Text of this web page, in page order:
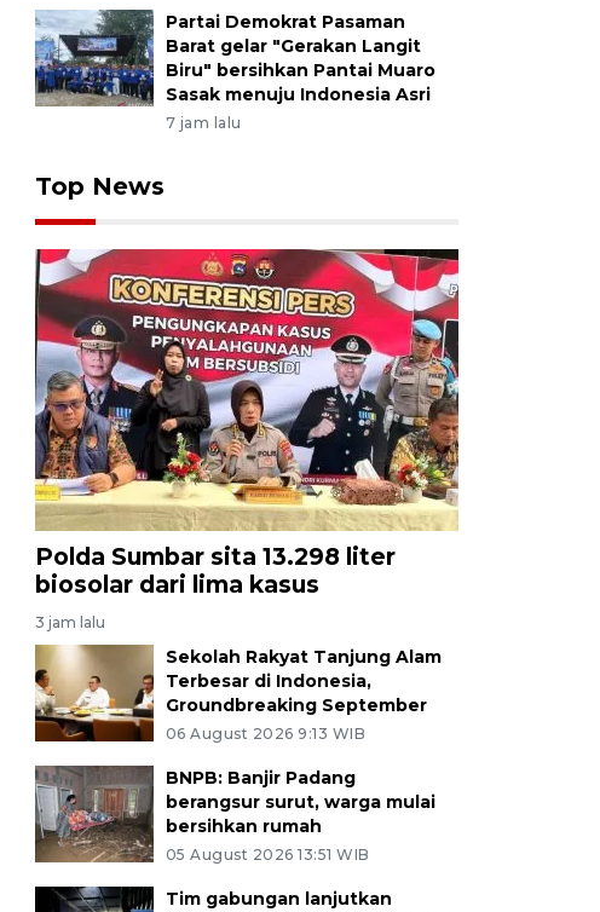
Partai Demokrat Pasaman
Barat gelar "Gerakan Langit
Biru" bersihkan Pantai Muaro
Sasak menuju Indonesia Asri
7 jam lalu
Top News
Polda Sumbar sita 13.298 liter
biosolar dari lima kasus
3 jam lalu
Sekolah Rakyat Tanjung Alam
Terbesar di Indonesia,
Groundbreaking September
06 August 2026 9:13 WIB
BNPB: Banjir Padang
berangsur surut, warga mulai
bersihkan rumah
05 August 2026 13:51 WIB
Tim gabungan lanjutkan